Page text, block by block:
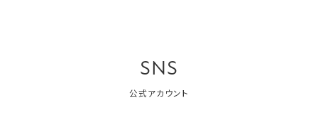
SNS
公式アカウント